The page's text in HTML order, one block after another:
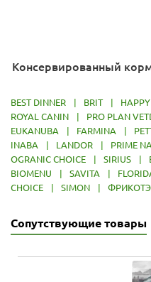
Консервированный
BEST DINNER | BRIT |
ROYAL CANIN
| PRO PLAN
EUKANUBA
| FARMINA |
INABA
| LANDOR | PRIME
OGRANIC CHOICE
| SIRIUS |
BIOMENU
| SAVITA |
CHOICE
| SIMON | ФРИКОТЭ
Сопутствующие товары